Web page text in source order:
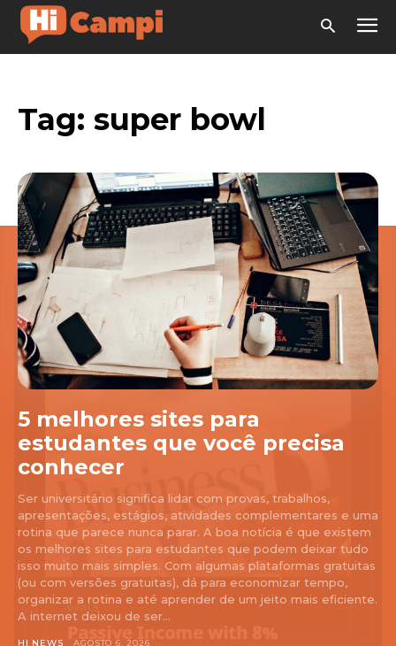
Tag: super bowl
5 melhores sites para
estudantes que você precisa
conhecer
Ser universitário significa lidar com provas, trabalhos,
apresentações, estágios, atividades complementares e uma
rotina que parece nunca parar. A boa notícia é que existem
os melhores sites para estudantes que podem deixar tudo
isso muito mais simples. Com algumas plataformas gratuitas
(ou com versões gratuitas), dá para economizar tempo,
organizar a rotina e até aprender de um jeito mais eficiente.
A internet deixou de ser...
HI NEWS AGOSTO 6, 2026